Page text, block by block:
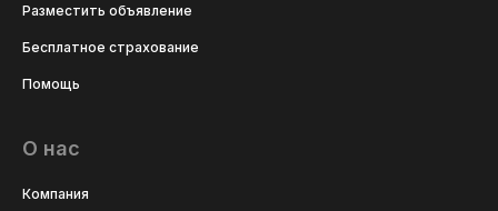
Разместить объявление
Бесплатное страхование
Помощь
О нас
Компания